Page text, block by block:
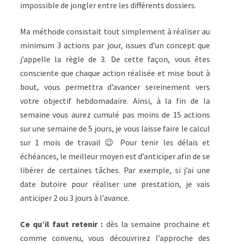
impossible de jongler entre les différents dossiers.
Ma méthode consistait tout simplement à réaliser au
minimum 3 actions par jour, issues d’un concept que
j’appelle la règle de 3. De cette façon, vous êtes
consciente que chaque action réalisée et mise bout à
bout, vous permettra d’avancer sereinement vers
votre objectif hebdomadaire. Ainsi, à la fin de la
semaine vous aurez cumulé pas moins de 15 actions
sur une semaine de 5 jours, je vous laisse faire le calcul
sur 1 mois de travail 😉 Pour tenir les délais et
échéances, le meilleur moyen est d’anticiper afin de se
libérer de certaines tâches. Par exemple, si j’ai une
date butoire pour réaliser une prestation, je vais
anticiper 2 ou 3 jours à l’avance.
Ce qu’il faut retenir : dès la semaine prochaine et
comme convenu, vous découvrirez l’approche des